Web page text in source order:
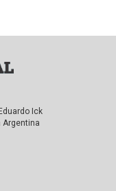
Ick
Argentina